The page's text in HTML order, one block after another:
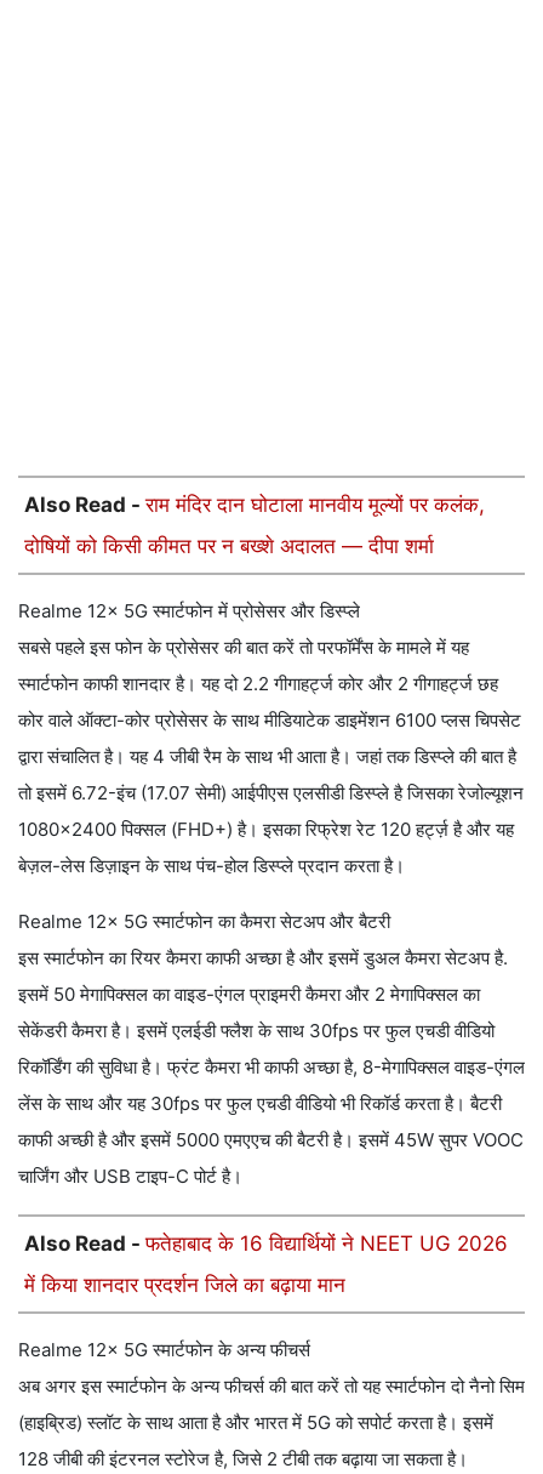
Also Read -राम मंदिर दान घोटाला मानवीय मूल्यों पर कलंक,
दोषियों को किसी कीमत पर न बख्शे अदालत — दीपा शर्मा
Realme 12x 5G स्मार्टफोन में प्रोसेसर और डिस्प्ले
सबसे पहले इस फोन के प्रोसेसर की बात करें तो परफॉर्मेंस के मामले में यह
स्मार्टफोन काफी शानदार है। यह दो 2.2 गीगाहर्ट्ज कोर और 2 गीगाहर्ट्ज छह
कोर वाले ऑक्टा-कोर प्रोसेसर के साथ मीडियाटेक डाइमेंशन 6100 प्लस चिपसेट
द्वारा संचालित है। यह 4 जीबी रैम के साथ भी आता है। जहां तक ​​डिस्प्ले की बात है
तो इसमें 6.72-इंच (17.07 सेमी) आईपीएस एलसीडी डिस्प्ले है जिसका रेजोल्यूशन
1080×2400 पिक्सल (FHD+) है। इसका रिफ्रेश रेट 120 हर्ट्ज़ है और यह
बेज़ल-लेस डिज़ाइन के साथ पंच-होल डिस्प्ले प्रदान करता है।
Realme 12x 5G स्मार्टफोन का कैमरा सेटअप और बैटरी
इस स्मार्टफोन का रियर कैमरा काफी अच्छा है और इसमें डुअल कैमरा सेटअप है.
इसमें 50 मेगापिक्सल का वाइड-एंगल प्राइमरी कैमरा और 2 मेगापिक्सल का
सेकेंडरी कैमरा है। इसमें एलईडी फ्लैश के साथ 30fps पर फुल एचडी वीडियो
रिकॉर्डिंग की सुविधा है। फ्रंट कैमरा भी काफी अच्छा है, 8-मेगापिक्सल वाइड-एंगल
लेंस के साथ और यह 30fps पर फुल एचडी वीडियो भी रिकॉर्ड करता है। बैटरी
काफी अच्छी है और इसमें 5000 एमएएच की बैटरी है। इसमें 45W सुपर VOOC
चार्जिंग और USB टाइप-C पोर्ट है।
Also Read -फतेहाबाद के 16 विद्यार्थियों ने NEET UG 2026
में किया शानदार प्रदर्शन जिले का बढ़ाया मान
Realme 12x 5G स्मार्टफोन के अन्य फीचर्स
अब अगर इस स्मार्टफोन के अन्य फीचर्स की बात करें तो यह स्मार्टफोन दो नैनो सिम
(हाइब्रिड) स्लॉट के साथ आता है और भारत में 5G को सपोर्ट करता है। इसमें
128 जीबी की इंटरनल स्टोरेज है, जिसे 2 टीबी तक बढ़ाया जा सकता है।